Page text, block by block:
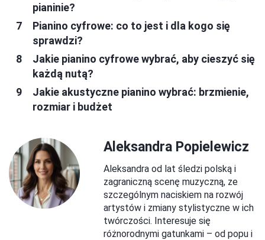
pianinie?
Pianino cyfrowe: co to jest i dla kogo się
sprawdzi?
Jakie pianino cyfrowe wybrać, aby cieszyć się
każdą nutą?
Jakie akustyczne pianino wybrać: brzmienie,
rozmiar i budżet
Aleksandra Popielewicz
Aleksandra od lat śledzi polską i
zagraniczną scenę muzyczną, ze
szczególnym naciskiem na rozwój
artystów i zmiany stylistyczne w ich
twórczości. Interesuje się
różnorodnymi gatunkami – od popu i